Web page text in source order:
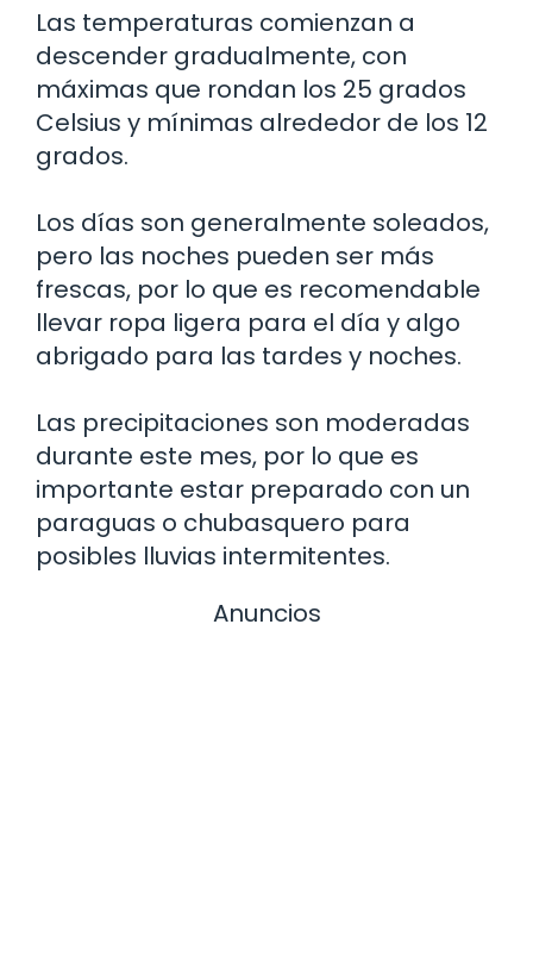
Las temperaturas comienzan a
descender gradualmente, con
máximas que rondan los 25 grados
Celsius y mínimas alrededor de los 12
grados.
Los días son generalmente soleados,
pero las noches pueden ser más
frescas, por lo que es recomendable
llevar ropa ligera para el día y algo
abrigado para las tardes y noches.
Las precipitaciones son moderadas
durante este mes, por lo que es
importante estar preparado con un
paraguas o chubasquero para
posibles lluvias intermitentes.
Anuncios